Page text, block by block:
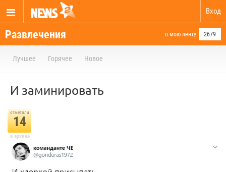
Вход
Развлечения в мою ленту 2679
Лучшее Горячее Новое
И заминировать
отметили
14
в архиве